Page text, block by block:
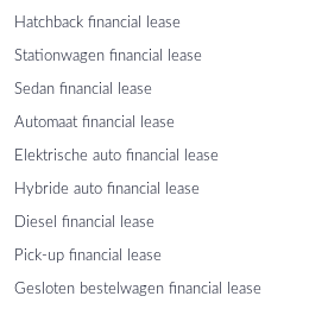
Hatchback financial lease
Stationwagen financial lease
Sedan financial lease
Automaat financial lease
Elektrische auto financial lease
Hybride auto financial lease
Diesel financial lease
Pick-up financial lease
Gesloten bestelwagen financial lease